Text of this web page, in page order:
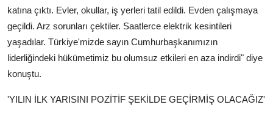
katına çıktı. Evler, okullar, iş yerleri tatil edildi. Evden çalışmaya
geçildi. Arz sorunları çektiler. Saatlerce elektrik kesintileri
yaşadılar. Türkiye'mizde sayın Cumhurbaşkanımızın
liderliğindeki hükümetimiz bu olumsuz etkileri en aza indirdi" diye
konuştu.
'YILIN İLK YARISINI POZİTİF ŞEKİLDE GEÇİRMİŞ OLACAĞIZ'